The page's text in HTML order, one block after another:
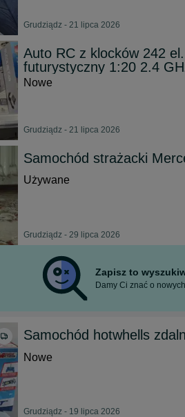
Grudziądz - 21 lipca 2026
Auto RC z klocków 242
futurystyczny 1:20 2.4
Nowe
Grudziądz - 21 lipca 2026
Samochód strażacki
Używane
Grudziądz - 29 lipca 2026
Zapisz to
Damy Ci znać o
Samochód hotwhells
Nowe
Grudziądz - 19 lipca 2026